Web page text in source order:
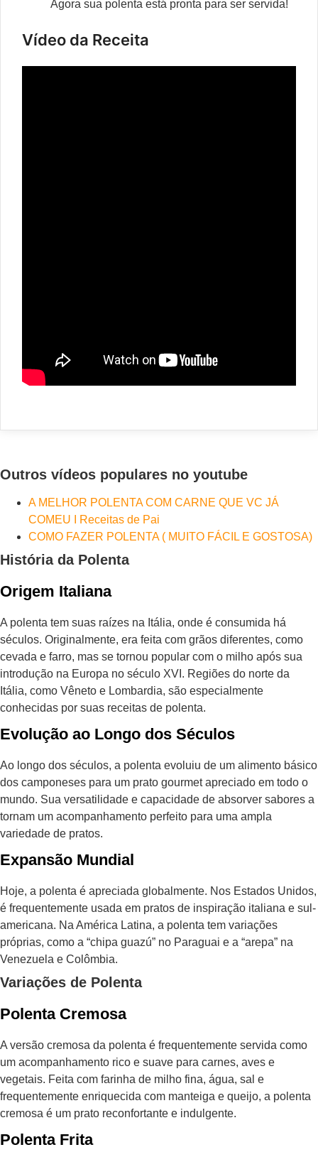
Agora sua polenta está pronta para ser servida!
Vídeo da Receita
Outros vídeos populares no youtube
A MELHOR POLENTA COM CARNE QUE VC JÁ
COMEU I Receitas de Pai
COMO FAZER POLENTA ( MUITO FÁCIL E GOSTOSA)
História da Polenta
Origem Italiana
A polenta tem suas raízes na Itália, onde é consumida há
séculos. Originalmente, era feita com grãos diferentes, como
cevada e farro, mas se tornou popular com o milho após sua
introdução na Europa no século XVI. Regiões do norte da
Itália, como Vêneto e Lombardia, são especialmente
conhecidas por suas receitas de polenta.
Evolução ao Longo dos Séculos
Ao longo dos séculos, a polenta evoluiu de um alimento básico
dos camponeses para um prato gourmet apreciado em todo o
mundo. Sua versatilidade e capacidade de absorver sabores a
tornam um acompanhamento perfeito para uma ampla
variedade de pratos.
Expansão Mundial
Hoje, a polenta é apreciada globalmente. Nos Estados Unidos,
é frequentemente usada em pratos de inspiração italiana e sul-
americana. Na América Latina, a polenta tem variações
próprias, como a “chipa guazú” no Paraguai e a “arepa” na
Venezuela e Colômbia.
Variações de Polenta
Polenta Cremosa
A versão cremosa da polenta é frequentemente servida como
um acompanhamento rico e suave para carnes, aves e
vegetais. Feita com farinha de milho fina, água, sal e
frequentemente enriquecida com manteiga e queijo, a polenta
cremosa é um prato reconfortante e indulgente.
Polenta Frita